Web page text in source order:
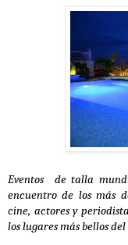
Eventos de talla
encuentro de los más
cine, actores y
los lugares más bellos